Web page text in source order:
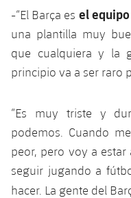
-“El Barça es el
una plantilla muy
que cualquiera y la
principio va a ser raro
“Es muy triste y
podemos. Cuando
peor, pero voy a
seguir jugando a
hacer. La gente del